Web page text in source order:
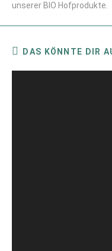
unserer BIO Hofprodukte.
DAS KÖNNTE DIR